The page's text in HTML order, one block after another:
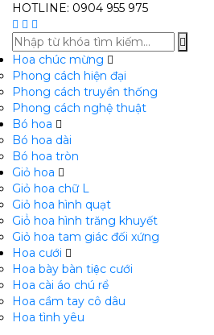
HOTLINE: 0904 955 975
Hoa chúc mừng
Phong cách hiện đại
Phong cách truyền thống
Phong cách nghệ thuật
Bó hoa
Bó hoa dài
Bó hoa tròn
Giỏ hoa
Giỏ hoa chữ L
Giỏ hoa hình quạt
Giỏ̉ hoa hình trăng khuyết
Giỏ hoa tam giác đối xứng
Hoa cưới
Hoa bày bàn tiệc cưới
Hoa cài áo chú rể
Hoa cầm tay cô dâu
Hoa tình yêu